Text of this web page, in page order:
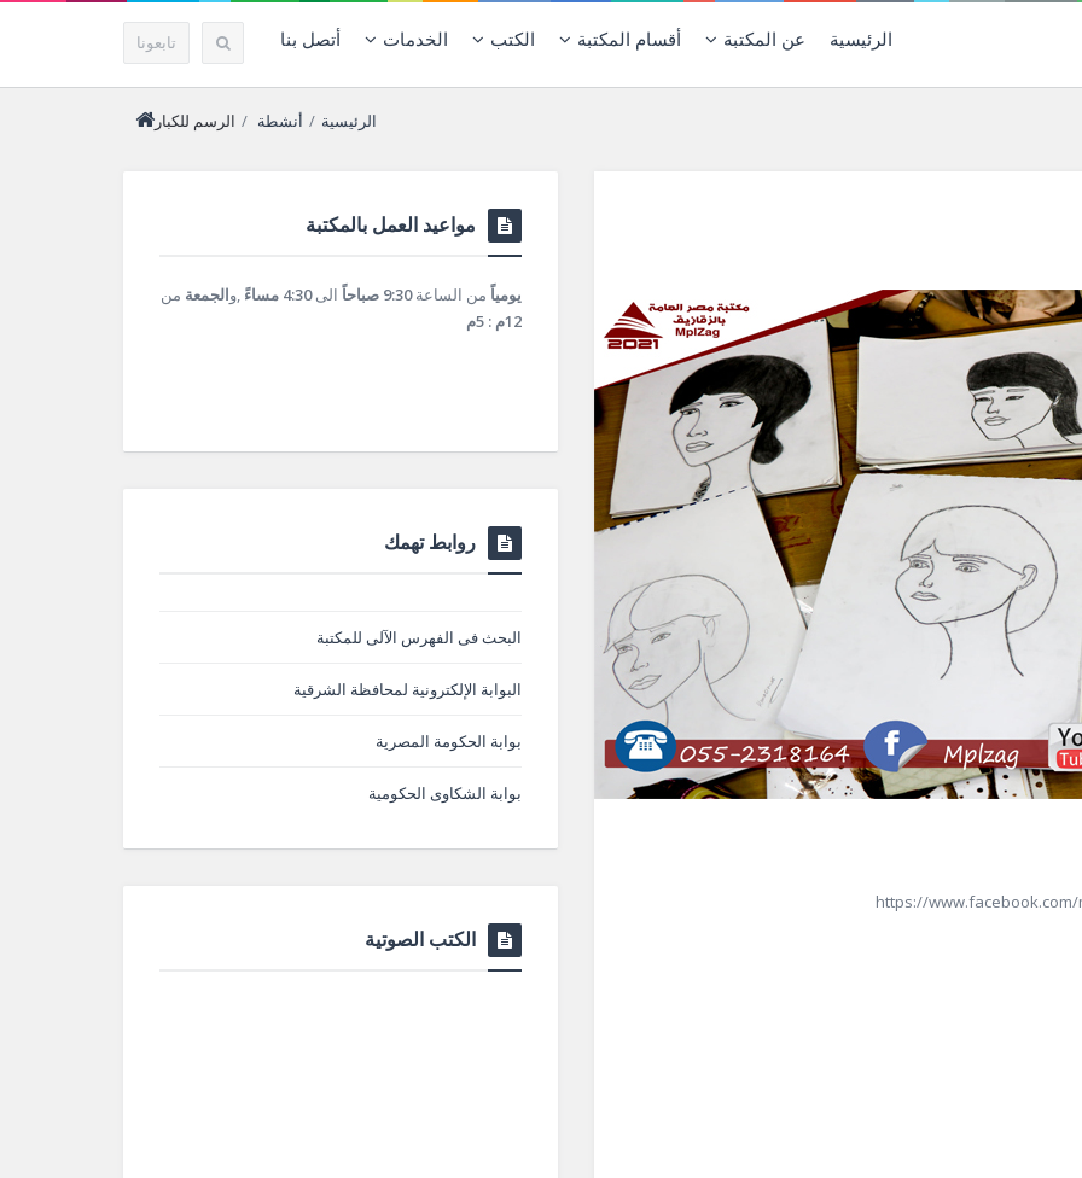
تابعونا الرئيسية عن المكتبة أقسام المكتبة الكتب الخدمات أتصل بنا
الرئيسية / أنشطة / الرسم للكبار
https://www.facebook.com/
مواعيد العمل بالمكتبة
يومياً من الساعة9:30 صباحاً الى4:30 مساءً ,والجمعة من
12م : 5م
روابط تهمك
البحث فى الفهرس الآلى للمكتبة
البوابة الإلكترونية لمحافظة الشرقية
بوابة الحكومة المصرية
بوابة الشكاوى الحكومية
الكتب الصوتية